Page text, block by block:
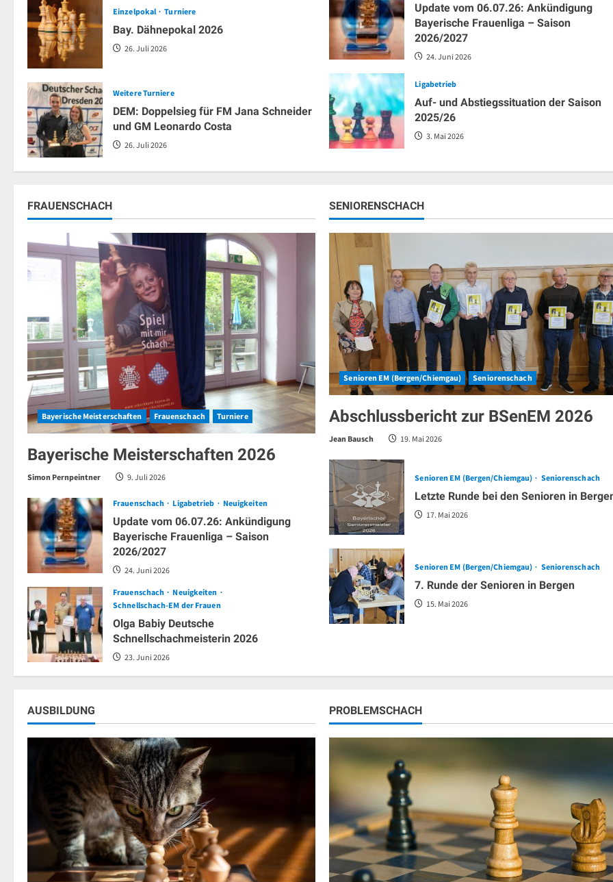
Einzelpokal Turniere
Bay. Dähnepokal 2026
26. Juli 2026
Weitere Turniere
DEM: Doppelsieg für FM Jana Schneider
und GM Leonardo Costa
26. Juli 2026
Update vom 06.07.26: Ankündigung
Bayerische Frauenliga – Saison
2026/2027
24. Juni 2026
Ligabetrieb
Auf- und Abstiegssituation der Saison
2025/26
3. Mai 2026
FRAUENSCHACH
Bayerische Meisterschaften Frauenschach Turniere
Bayerische Meisterschaften 2026
Simon Pernpeintner 9. Juli 2026
Frauenschach Ligabetrieb Neuigkeiten
Update vom 06.07.26: Ankündigung
Bayerische Frauenliga – Saison
2026/2027
24. Juni 2026
Frauenschach
Neuigkeiten
Schnellschach-EM der Frauen
Olga Babiy Deutsche
Schnellschachmeisterin 2026
23. Juni 2026
SENIORENSCHACH
Senioren EM (Bergen/Chiemgau) Seniorenschach
Abschlussbericht zur BSenEM 2026
Jean Bausch 19. Mai 2026
Senioren EM (Bergen/Chiemgau) Seniorenschach
Letzte Runde bei den Senioren in
17. Mai 2026
Senioren EM (Bergen/Chiemgau) Seniorenschach
7. Runde der Senioren in Bergen
15. Mai 2026
AUSBILDUNG PROBLEMSCHACH